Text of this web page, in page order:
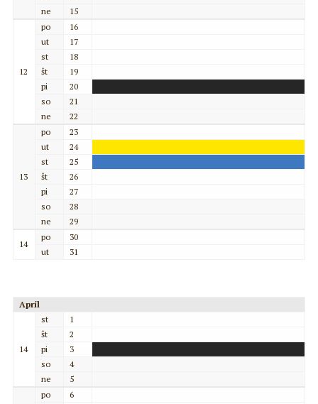
ne
15
12
po
16
ut
17
st
18
št
19
pi
20
so
21
ne
22
13
po
23
ut
24
st
25
št
26
pi
27
so
28
ne
29
14
po
30
ut
31
Apríl
14
st
1
št
2
pi
3
so
4
ne
5
po
6